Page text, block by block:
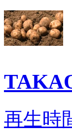
再生時